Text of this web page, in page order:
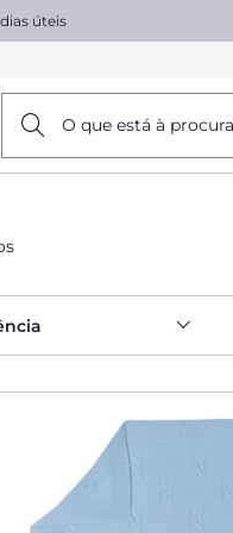
úteis
O que está à